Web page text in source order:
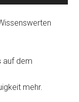
auf dem
mehr.